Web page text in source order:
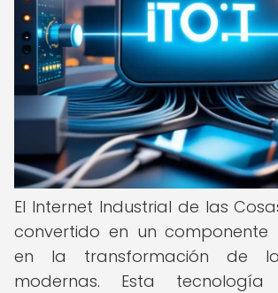
El Internet Industrial de las
convertido en un componente
en la transformación de
modernas. Esta